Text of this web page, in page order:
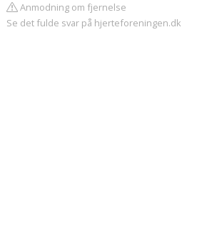
Anmodning om fjernelse
Se det fulde svar på hjerteforeningen.dk